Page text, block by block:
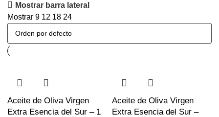
Mostrar barra lateral
Mostrar 9 12 18 24
Aceite de Oliva Virgen
Extra Esencia del Sur – 1
Aceite de Oliva Virgen
Extra Esencia del Sur –